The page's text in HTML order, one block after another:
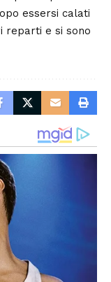
essersi calati
reparti e si sono